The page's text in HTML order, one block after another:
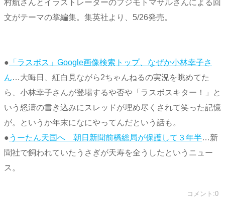
村航さんとイラストレーターのフジモトマサルさんによる回
文がテーマの掌編集。集英社より、5/26発売。
● 「ラスボス」Google画像検索トップ、なぜか小林幸子さ
ん…大晦日、紅白見ながら2ちゃんねるの実況を眺めてた
ら、小林幸子さんが登場するや否や「ラスボスキター！」と
いう怒濤の書き込みにスレッドが埋め尽くされて笑った記憶
が。というか年末になにやってんだという話も。
● うーたん天国へ 朝日新聞前橋総局が保護して３年半…新
聞社で飼われていたうさぎが天寿を全うしたというニュー
ス。
コメント:0